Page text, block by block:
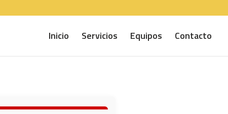
Inicio Servicios Equipos Contacto